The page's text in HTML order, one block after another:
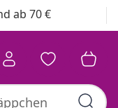
ab 70 €